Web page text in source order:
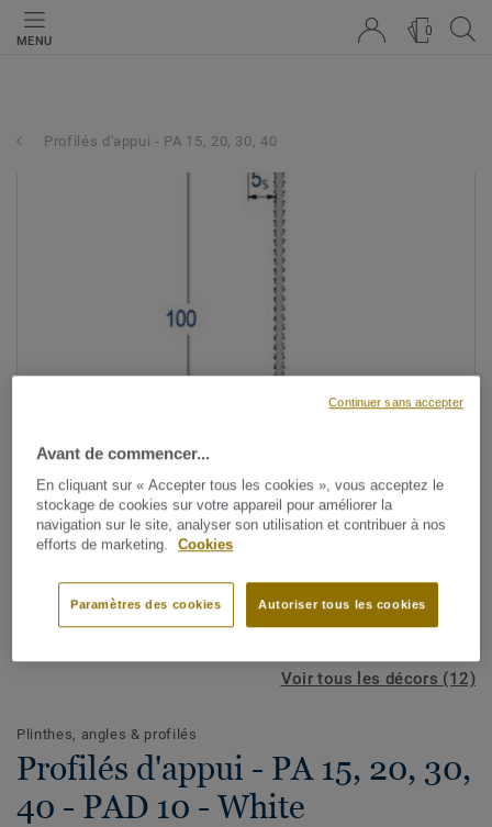
MENU
0
Profilés d'appui - PA 15, 20, 30, 40
Voir tous les décors (12)
Plinthes, angles & profilés
Profilés d'appui - PA 15, 20, 30,
40 - PAD 10 - White
Avant de commencer...
En cliquant sur « Accepter tous les cookies », vous acceptez le
stockage de cookies sur votre appareil pour améliorer la
navigation sur le site, analyser son utilisation et contribuer à nos
efforts de marketing.
Cookies
Autoriser tous les cookies
Paramètres des cookies
Continuer sans accepter